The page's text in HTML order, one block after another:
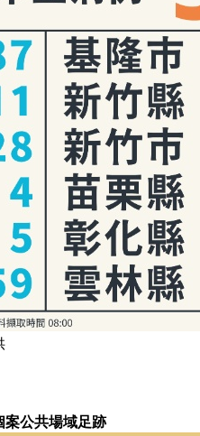
案公共場域足跡